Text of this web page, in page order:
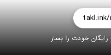
خودت را بساز